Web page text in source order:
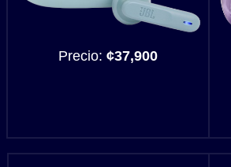
Precio: ¢37,900